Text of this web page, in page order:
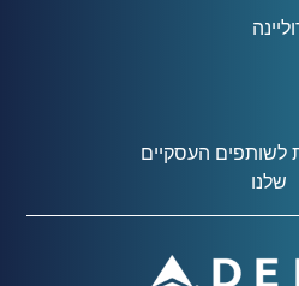
לשותפים העסקיים
שלנו